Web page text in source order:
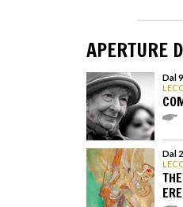
APERTURE
Dal
Dal